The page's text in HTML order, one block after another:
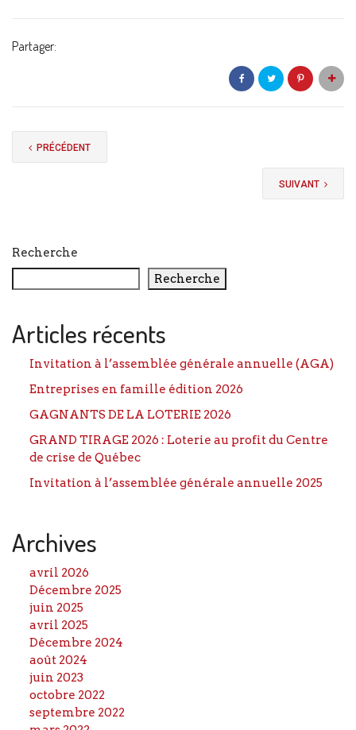
Partager:
PRÉCÉDENT
SUIVANT
Recherche
Recherche
Articles récents
Invitation à l’assemblée générale annuelle (AGA)
Entreprises en famille édition 2026
GAGNANTS DE LA LOTERIE 2026
GRAND TIRAGE 2026 : Loterie au profit du Centre
de crise de Québec
Invitation à l’assemblée générale annuelle 2025
Archives
avril 2026
Décembre 2025
juin 2025
avril 2025
Décembre 2024
août 2024
juin 2023
octobre 2022
septembre 2022